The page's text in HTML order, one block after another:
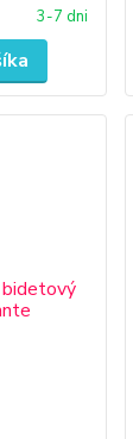
3-7 dni